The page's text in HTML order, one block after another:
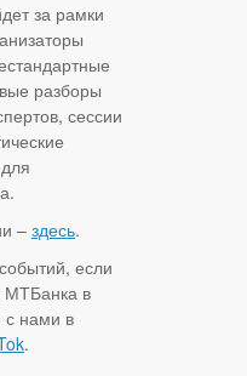
за рамки
разборы
сессии
– здесь.
если
МТБанка в
с нами в
.